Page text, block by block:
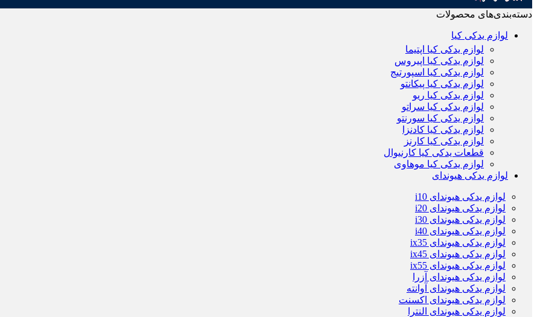
دسته‌بندی‌های محصولات
لوازم یدکی کیا
لوازم یدکی کیا اپتیما
لوازم یدکی کیا اپیروس
لوازم یدکی کیا اسپورتیج
لوازم یدکی کیا پیکانتو
لوازم یدکی کیا ریو
لوازم یدکی کیا سراتو
لوازم یدکی کیا سورنتو
لوازم یدکی کیا کادنزا
لوازم یدکی کیا کارنز
قطعات یدکی کیا کارنیوال
لوازم یدکی کیا موهاوی
لوازم یدکی هیوندای
لوازم یدکی هیوندای i10
لوازم یدکی هیوندای i20
لوازم یدکی هیوندای i30
لوازم یدکی هیوندای i40
لوازم یدکی هیوندای ix35
لوازم یدکی هیوندای ix45
لوازم یدکی هیوندای ix55
لوازم یدکی هیوندای آزرا
لوازم یدکی هیوندای آوانته
لوازم یدکی هیوندای اکسنت
لوازم یدکی هیوندای النترا